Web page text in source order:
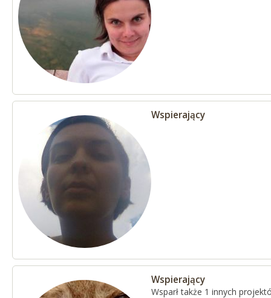
Wspierający
Wspierający
Wsparł także 1 innych